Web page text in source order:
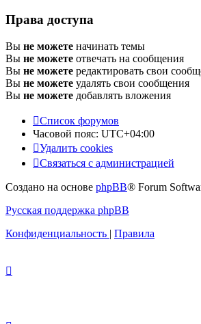
Права доступа
Вы не можете начинать темы
Вы не можете отвечать на сообщения
Вы не можете редактировать свои
Вы не можете удалять свои сообщения
Вы не можете добавлять вложения
Список форумов
Часовой пояс: UTC+04:00
Удалить cookies
Связаться с администрацией
Создано на основе phpBB® Forum
Русская поддержка phpBB
Конфиденциальность | Правила